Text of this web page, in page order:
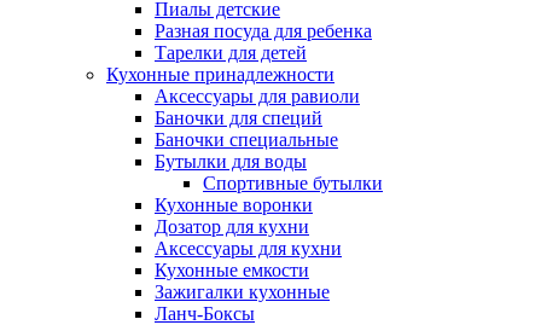
Пиалы детские
Разная посуда для ребенка
Тарелки для детей
Кухонные принадлежности
Аксессуары для равиоли
Баночки для специй
Баночки специальные
Бутылки для воды
Спортивные бутылки
Кухонные воронки
Дозатор для кухни
Аксессуары для кухни
Кухонные емкости
Зажигалки кухонные
Ланч-Боксы